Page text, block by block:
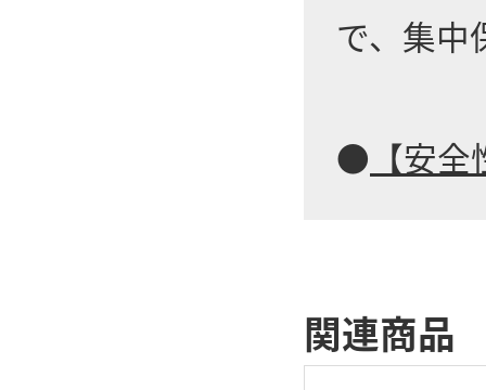
で、集中
● 【安
関連商品